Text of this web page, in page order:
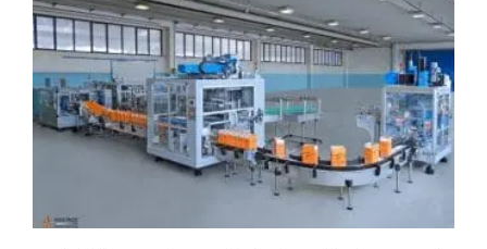
Udvikling af produktionslinie med integreret UVC-lys
til dekontaminering